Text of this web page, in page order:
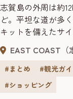
志賀島の外周は約
ど。平坦な道が多
キットを備えたサ
クリング上級者は
できます。海沿い
目の前に広がるの
ション！心地よい
心踊る感動を味わ
EAST COAST（
#まとめ #観光ガ
#ショッピング